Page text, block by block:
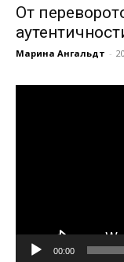
От
Марина Ангальдт -
00:00